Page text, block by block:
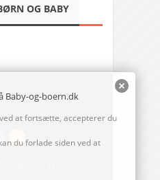
OG BABY
Baby-og-boern.dk
at fortsætte, accepterer du
du forlade siden ved at